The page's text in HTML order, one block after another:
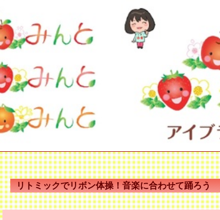
リトミックでリボン体操！音楽に合わせて踊ろう